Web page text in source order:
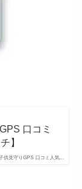
供見守りGPS 口コミ人気...
口コミ
】